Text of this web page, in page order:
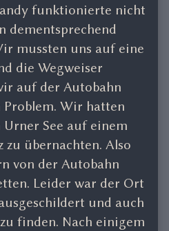
funktionierte nicht
dementsprechend
mussten uns auf eine
die Wegweiser
auf der Autobahn
Problem. Wir hatten
See auf einem
übernachten. Also
von der Autobahn
Leider war der Ort
und auch
finden. Nach einigem